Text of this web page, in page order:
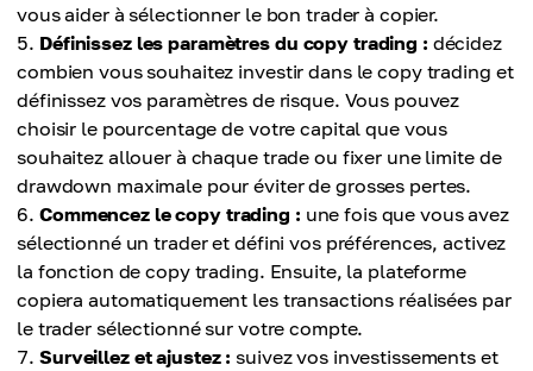
vous aider à sélectionner le bon trader à copier.
Définissez les paramètres du copy trading : décidez
combien vous souhaitez investir dans le copy trading et
définissez vos paramètres de risque. Vous pouvez
choisir le pourcentage de votre capital que vous
souhaitez allouer à chaque trade ou fixer une limite de
drawdown maximale pour éviter de grosses pertes.
Commencez le copy trading : une fois que vous avez
sélectionné un trader et défini vos préférences, activez
la fonction de copy trading. Ensuite, la plateforme
copiera automatiquement les transactions réalisées par
le trader sélectionné sur votre compte.
Surveillez et ajustez : suivez vos investissements et